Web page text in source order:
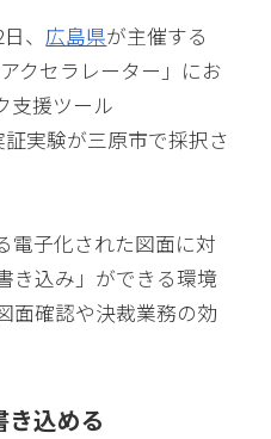
、 広島県が主催する
クセラレーター」にお
支援ツール
証実験が三原市で採択さ
電子化された図面に対
き込み」ができる環境
面確認や決裁業務の効
き込める